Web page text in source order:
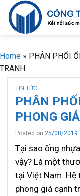
Skip
content
Home » PHÂN PHỐI
TRANH
TIN TỨC
PHÂN
PHONG
Posted on 25/08/2019
Tại sao ống
vậy? Là một
tại Việt Nam. Hệ
phong giá cạnh